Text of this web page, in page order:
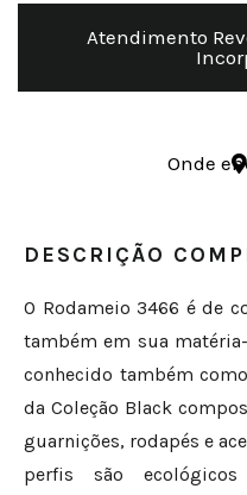
Atendimento
Onde
DESCRIÇÃO
O Rodameio 3466 é de
também em sua
conhecido também
da Coleção Black
guarnições, rodapés e
perfis são